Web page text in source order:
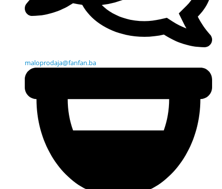
maloprodaja@fanfan.ba